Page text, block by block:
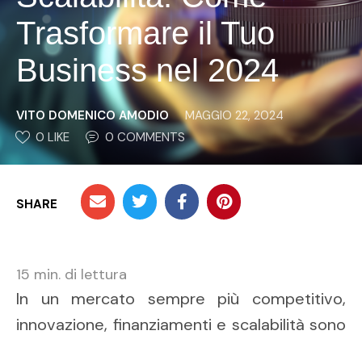
Trasformare il Tuo
Business nel 2024
VITO DOMENICO AMODIO
MAGGIO 22, 2024
0 LIKE 0 COMMENTS
SHARE
15 min. di lettura
In un mercato sempre più competitivo,
innovazione, finanziamenti e scalabilità sono